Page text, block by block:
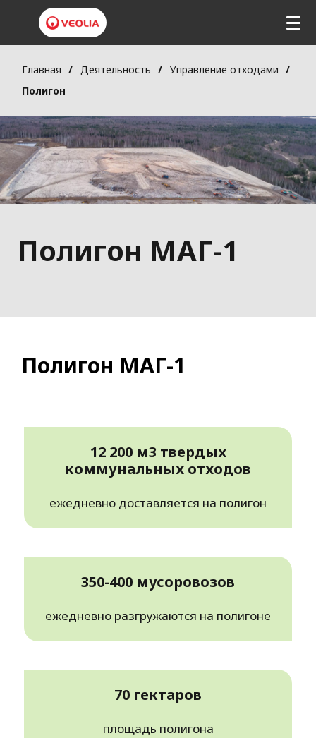
Главная Деятельность
Управление отходами
Полигон
Полигон МАГ-1
Полигон МАГ-1
12 200 м3 твердых
коммунальных отходов
ежедневно доставляется на полигон
350-400 мусоровозов
ежедневно разгружаются на полигоне
70 гектаров
площадь полигона